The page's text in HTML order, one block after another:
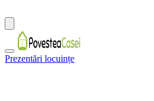
Prezentări locuințe